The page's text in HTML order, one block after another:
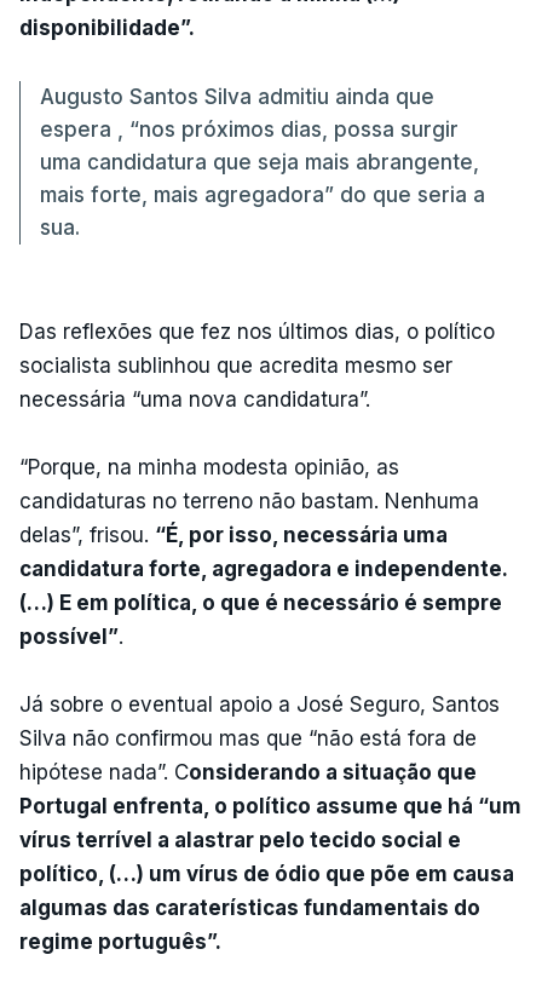
disponibilidade”.
Augusto Santos Silva admitiu ainda que
espera , “nos próximos dias, possa surgir
uma candidatura que seja mais abrangente,
mais forte, mais agregadora” do que seria a
sua.
Das reflexões que fez nos últimos dias, o político
socialista sublinhou que acredita mesmo ser
necessária “uma nova candidatura”.
“Porque, na minha modesta opinião, as
candidaturas no terreno não bastam. Nenhuma
delas”, frisou. “É, por isso, necessária uma
candidatura forte, agregadora e independente.
(…) E em política, o que é necessário é sempre
possível”.
Já sobre o eventual apoio a José Seguro, Santos
Silva não confirmou mas que “não está fora de
hipótese nada”. Considerando a situação que
Portugal enfrenta, o político assume que há “um
vírus terrível a alastrar pelo tecido social e
político, (…) um vírus de ódio que põe em causa
algumas das caraterísticas fundamentais do
regime português”.